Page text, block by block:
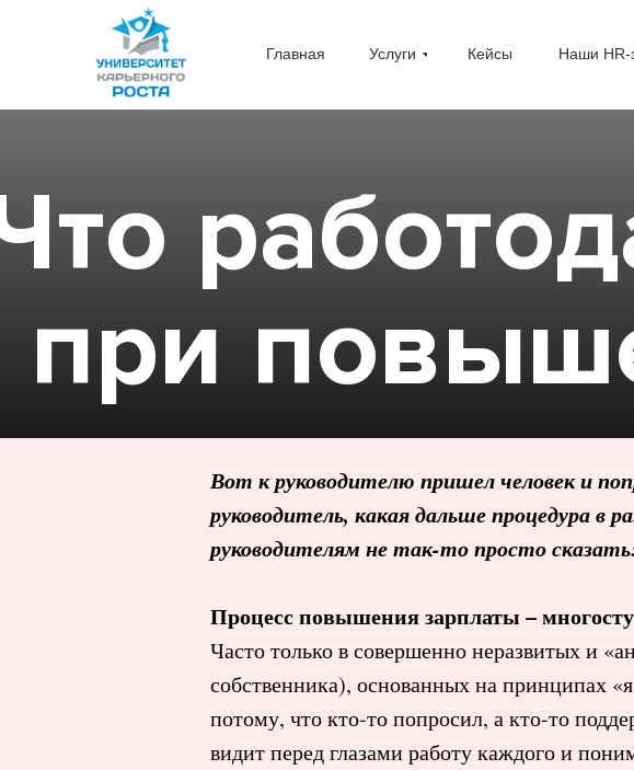
Главная Услуги Наши HR-
Кейсы
при
Вот к руководителю пришел человек и
руководитель, какая дальше процедура
руководителям не так-то просто
Процесс повышения зарплаты –
Часто только в совершенно неразвитых и
собственника), основанных на принципах
потому, что кто-то попросил, а кто-то
видит перед глазами работу каждого и